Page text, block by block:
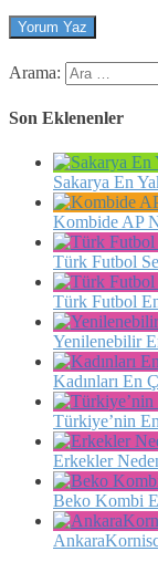
Arama:
Son Eklenenler
Sakarya En
Kombide AP
Türk Futbol
Türk Futbol
Yenilenebilir
Kadınları En
Türkiye’nin
Erkekler
Beko Kombi